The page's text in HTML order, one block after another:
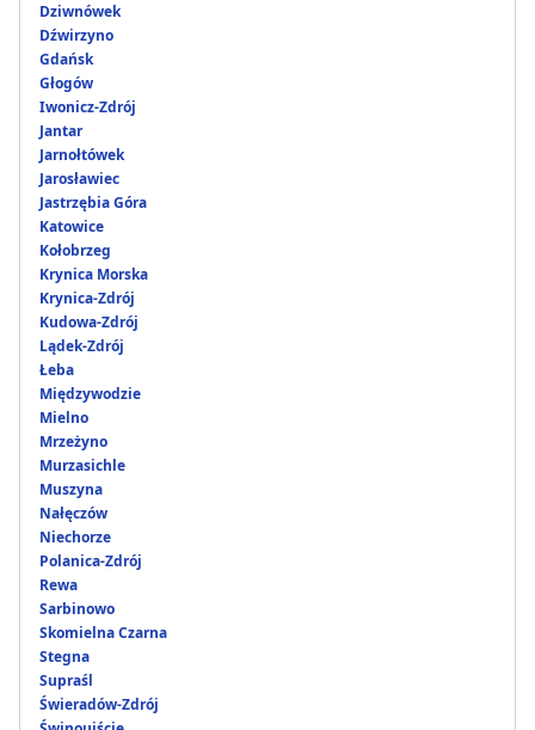
Dziwnówek
Dźwirzyno
Gdańsk
Głogów
Iwonicz-Zdrój
Jantar
Jarnołtówek
Jarosławiec
Jastrzębia Góra
Katowice
Kołobrzeg
Krynica Morska
Krynica-Zdrój
Kudowa-Zdrój
Lądek-Zdrój
Łeba
Międzywodzie
Mielno
Mrzeżyno
Murzasichle
Muszyna
Nałęczów
Niechorze
Polanica-Zdrój
Rewa
Sarbinowo
Skomielna Czarna
Stegna
Supraśl
Świeradów-Zdrój